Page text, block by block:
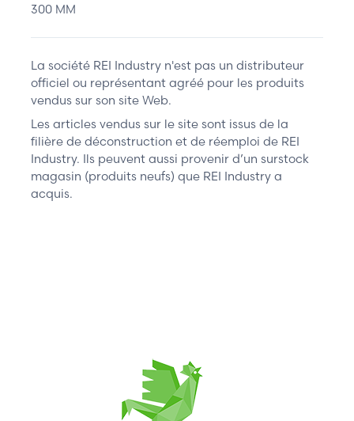
300 MM
La société REI Industry n'est pas un distributeur
officiel ou représentant agréé pour les produits
vendus sur son site Web.
Les articles vendus sur le site sont issus de la
filière de déconstruction et de réemploi de REI
Industry. Ils peuvent aussi provenir d’un surstock
magasin (produits neufs) que REI Industry a
acquis.